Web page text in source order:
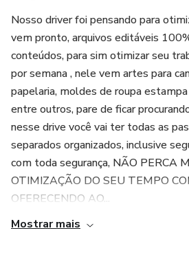
Nosso driver foi pensando para
vem pronto, arquivos editáveis
conteúdos, para sim otimizar seu
por semana , nele vem artes para
papelaria, moldes de roupa
entre outros, pare de ficar
nesse drive você vai ter todas as
separados organizados, inclusive
com toda segurança, NÃO PERCA
OTIMIZAÇÃO DO SEU TEMPO
OFERECENDO AO...
Mostrar mais